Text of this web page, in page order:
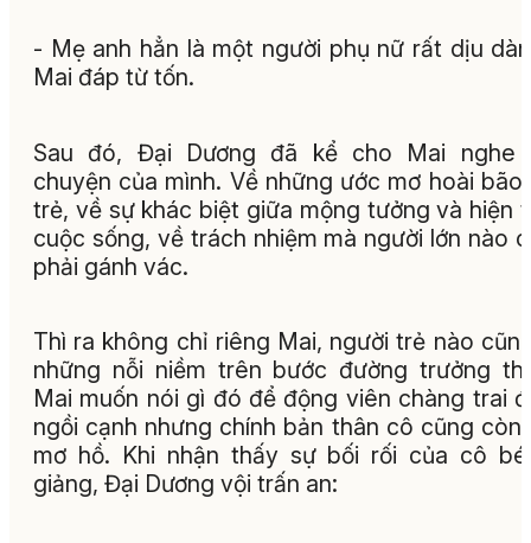
- Mẹ anh hẳn là một người phụ nữ rất dịu
Mai đáp từ tốn.
Sau đó, Đại Dương đã kể cho Mai nghe
chuyện của mình. Về những ước mơ hoài bão
trẻ, về sự khác biệt giữa mộng tưởng và hiện
cuộc sống, về trách nhiệm mà người lớn nào
phải gánh vác.
Thì ra không chỉ riêng Mai, người trẻ nào
những nỗi niềm trên bước đường trưởng
Mai muốn nói gì đó để động viên chàng trai
ngồi cạnh nhưng chính bản thân cô cũng còn
mơ hồ. Khi nhận thấy sự bối rối của cô
giảng, Đại Dương vội trấn an: